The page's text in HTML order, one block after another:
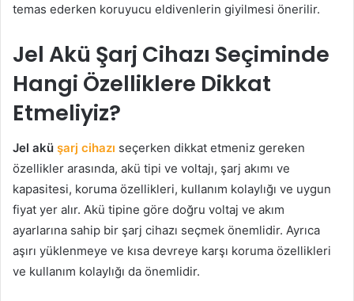
temas ederken koruyucu eldivenlerin giyilmesi önerilir.
Jel Akü Şarj Cihazı Seçiminde
Hangi Özelliklere Dikkat
Etmeliyiz?
Jel akü şarj cihazı seçerken dikkat etmeniz gereken
özellikler arasında, akü tipi ve voltajı, şarj akımı ve
kapasitesi, koruma özellikleri, kullanım kolaylığı ve uygun
fiyat yer alır. Akü tipine göre doğru voltaj ve akım
ayarlarına sahip bir şarj cihazı seçmek önemlidir. Ayrıca
aşırı yüklenmeye ve kısa devreye karşı koruma özellikleri
ve kullanım kolaylığı da önemlidir.